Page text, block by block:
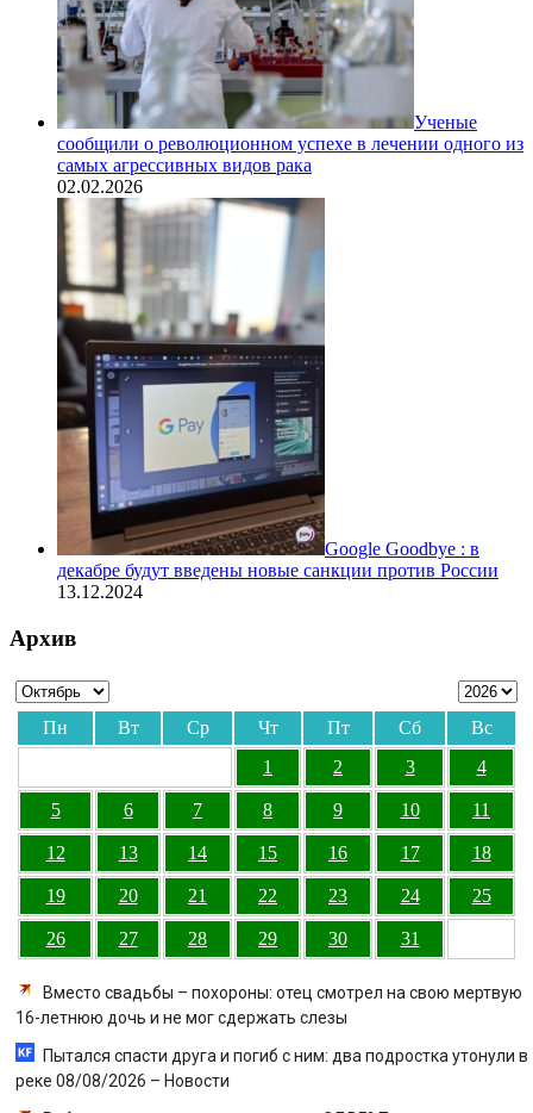
Ученые
сообщили о революционном успехе в лечении одного из
самых агрессивных видов рака
02.02.2026
Google Goodbye : в
декабре будут введены новые санкции против России
13.12.2024
Архив
Пн Вт Ср Чт Пт Сб
Вс
1
2 3 4
5 6 7 8 9 10 11
12 13 14 15 16 17 18
19 20 21 22 23 24 25
26 27 28 29 30 31
Вместо свадьбы – похороны: отец смотрел на свою мертвую
16-летнюю дочь и не мог сдержать слезы
Пытался спасти друга и погиб с ним: два подростка утонули в
реке 08/08/2026 – Новости